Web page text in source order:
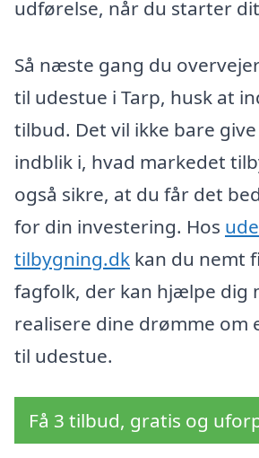
udførelse, når du starter
Så næste gang du
til udestue i Tarp, husk at
tilbud. Det vil ikke bare
indblik i, hvad markedet
også sikre, at du får det
for din investering. Hos
tilbygning.dk kan du nemt
fagfolk, der kan hjælpe dig
realisere dine drømme om
til udestue.
Få 3 tilbud, gratis og